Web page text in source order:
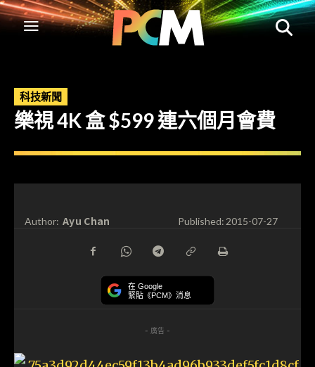
科技新聞
樂視 4K 盒 $599 連六個月會費
Author: Ayu Chan Published:2015-07-27
在 Google
緊貼《PCM》消息
- 廣告 -